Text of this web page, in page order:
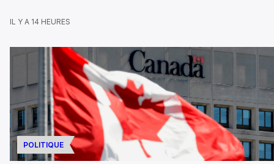
IL Y A 14 HEURES
POLITIQUE